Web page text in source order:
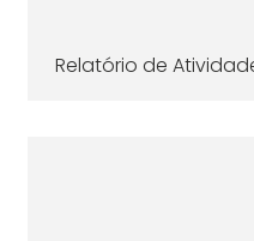
Relatório de